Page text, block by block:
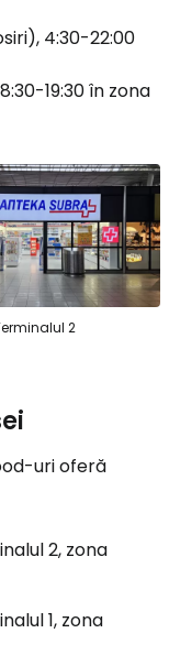
4:30-22:00
19:30 în zona
2
uri oferă
2, zona
1, zona